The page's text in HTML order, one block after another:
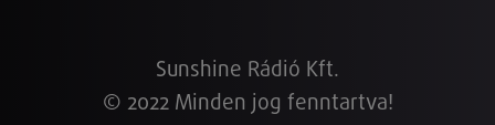
Sunshine Rádió Kft.
© 2022 Minden jog fenntartva!